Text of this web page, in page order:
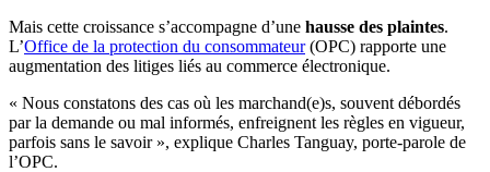
Mais cette croissance s’accompagne d’une hausse des plaintes.
L’Office de la protection du consommateur(OPC) rapporte une
augmentation des litiges liés au commerce électronique.
« Nous constatons des cas où les marchand(e)s, souvent débordés
par la demande ou mal informés, enfreignent les règles en vigueur,
parfois sans le savoir », explique Charles Tanguay, porte-parole de
l’OPC.